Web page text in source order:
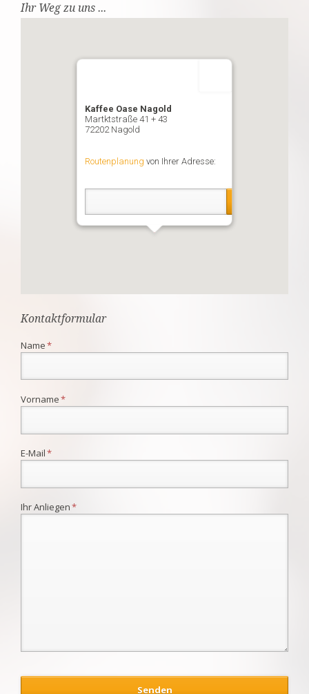
Ihr Weg zu uns ...
Kaffee Oase Nagold
Martktstraße 41 + 43
72202 Nagold
Routenplanung von Ihrer Adresse:
Kontaktformular
Pflichtfeld
Name*
Pflichtfeld
Vorname*
Pflichtfeld
E-Mail*
Pflichtfeld
Ihr Anliegen*
Senden